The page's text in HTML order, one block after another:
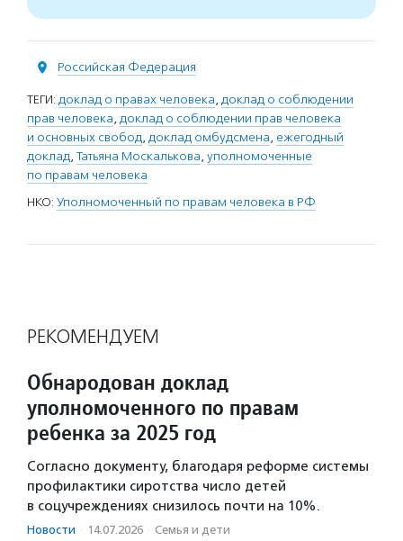
Российская Федерация
ТЕГИ: доклад о правах человека, доклад о соблюдении
прав человека, доклад о соблюдении прав человека
и основных свобод, доклад омбудсмена, ежегодный
доклад, Татьяна Москалькова, уполномоченные
по правам человека
НКО: Уполномоченный по правам человека в РФ
РЕКОМЕНДУЕМ
Обнародован доклад
уполномоченного по правам
ребенка за 2025 год
Согласно документу, благодаря реформе системы
профилактики сиротства число детей
в соцучреждениях снизилось почти на 10%.
Новости · 14.07.2026 · Семья и дети